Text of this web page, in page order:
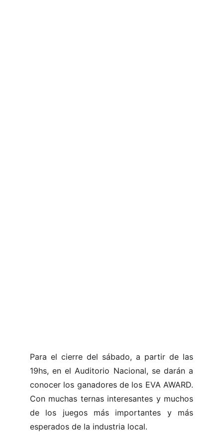
Para el cierre del sábado, a partir de las
19hs, en el Auditorio Nacional, se darán a
conocer los ganadores de los EVA AWARD.
Con muchas ternas interesantes y muchos
de los juegos más importantes y más
esperados de la industria local.